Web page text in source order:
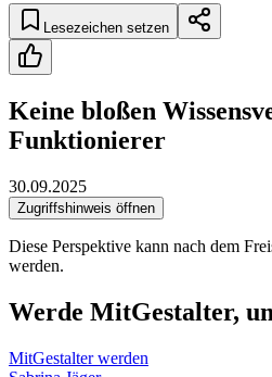
Lesezeichen setzen
Keine bloßen
Funktionierer
30.09.2025
Zugriffshinweis öffnen
Diese Perspektive kann nach dem
werden.
Werde MitGestalter,
MitGestalter werden